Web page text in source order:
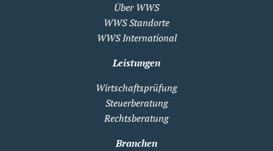
Über WWS
WWS Standorte
WWS International
Leistungen
Wirtschaftsprüfung
Steuerberatung
Rechtsberatung
Branchen